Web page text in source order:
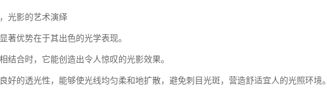
光影的艺术演绎
著优势在于其出色的光学表现。
结合时，它能创造出令人惊叹的光影效果。
好的透光性，能够使光线均匀柔和地扩散，避免刺目光斑，营造舒适宜人的光照环境。